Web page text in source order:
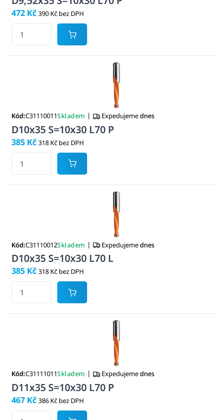
472 Kč 390 Kč bez DPH
Kód:C31110011Skladem | Expedujemednes
D10x35 S=10x30 L70 P
385 Kč 318 Kč bez DPH
Kód:C31110012Skladem | Expedujemednes
D10x35 S=10x30 L70 L
385 Kč 318 Kč bez DPH
Kód:C31111011Skladem | Expedujemednes
D11x35 S=10x30 L70 P
467 Kč 386 Kč bez DPH